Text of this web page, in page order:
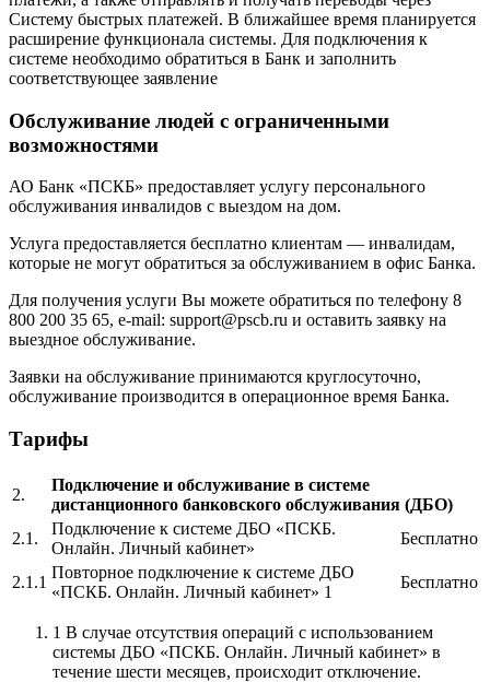
Систему быстрых платежей. В ближайшее время планируется
расширение функционала системы. Для подключения к
системе необходимо обратиться в Банк и заполнить
соответствующее заявление
Обслуживание людей с ограниченными
возможностями
АО Банк «ПСКБ» предоставляет услугу персонального
обслуживания инвалидов с выездом на дом.
Услуга предоставляется бесплатно клиентам — инвалидам,
которые не могут обратиться за обслуживанием в офис Банка.
Для получения услуги Вы можете обратиться по телефону 8
800 200 35 65, e-mail: support@pscb.ru и оставить заявку на
выездное обслуживание.
Заявки на обслуживание принимаются круглосуточно,
обслуживание производится в операционное время Банка.
Тарифы
2.
Подключение и обслуживание в системе
дистанционного банковского обслуживания (ДБО)
2.1.
Подключение к системе ДБО «ПСКБ.
Онлайн. Личный кабинет»
Бесплатно
2.1.1
Повторное подключение к системе ДБО
«ПСКБ. Онлайн. Личный кабинет» 1
Бесплатно
1 В случае отсутствия операций с использованием
системы ДБО «ПСКБ. Онлайн. Личный кабинет» в
течение шести месяцев, происходит отключение.